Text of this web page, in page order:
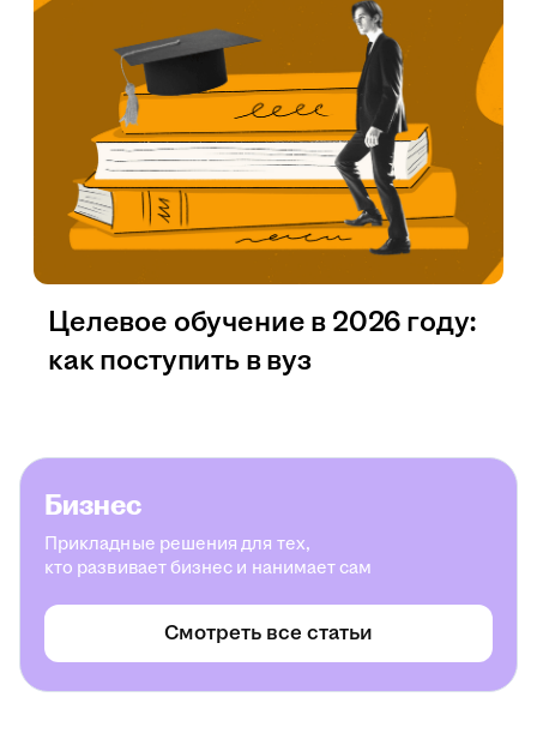
Целевое обучение в 2026 году:
как поступить в вуз
Бизнес
Прикладные решения для тех,
кто развивает бизнес и нанимает сам
Смотреть все статьи